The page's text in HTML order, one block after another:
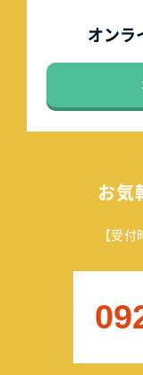
オンラ
お気
【受